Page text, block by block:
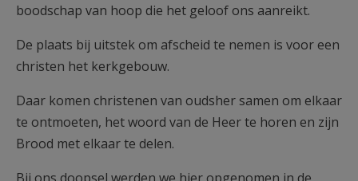
boodschap van hoop die het geloof ons aanreikt.
De plaats bij uitstek om afscheid te nemen is voor een
christen het kerkgebouw.
Daar komen christenen van oudsher samen om elkaar
te ontmoeten, het woord van de Heer te horen en zijn
Brood met elkaar te delen.